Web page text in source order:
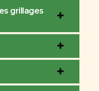
grillages